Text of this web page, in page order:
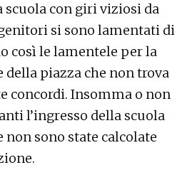
scuola con giri viziosi da
si sono lamentati di
così le lamentele per la
della piazza che non trova
concordi. Insomma o non
l’ingresso della scuola
sono state calcolate